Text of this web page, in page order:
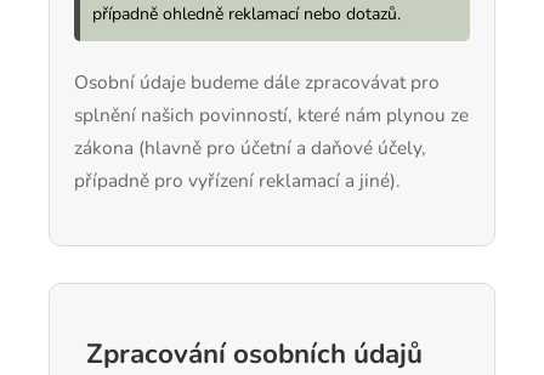
případně ohledně reklamací nebo dotazů.
Osobní údaje budeme dále zpracovávat pro
splnění našich povinností, které nám plynou ze
zákona (hlavně pro účetní a daňové účely,
případně pro vyřízení reklamací a jiné).
Zpracování osobních údajů